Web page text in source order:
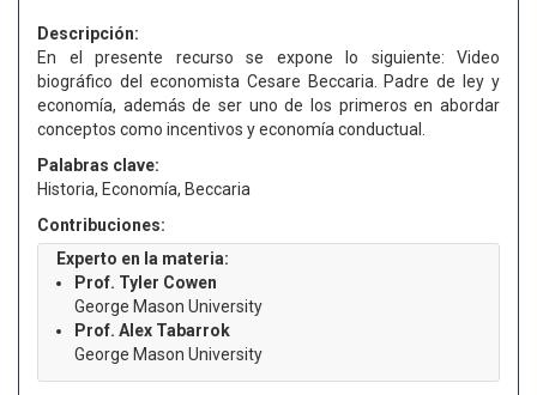
Descripción:
En el presente recurso se expone lo siguiente: Video
biográfico del economista Cesare Beccaria. Padre de ley y
economía, además de ser uno de los primeros en abordar
conceptos como incentivos y economía conductual.
Palabras clave:
Historia, Economía, Beccaria
Contribuciones:
Experto en la materia:
Prof. Tyler Cowen
George Mason University
Prof. Alex Tabarrok
George Mason University